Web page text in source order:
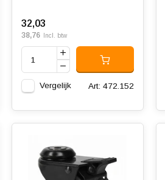
32,03
38,76 Incl. btw
Vergelijk Art: 472.152